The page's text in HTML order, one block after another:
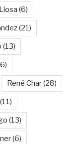
(6)
(21)
(13)
René Char(28)
(11)
(13)
(6)